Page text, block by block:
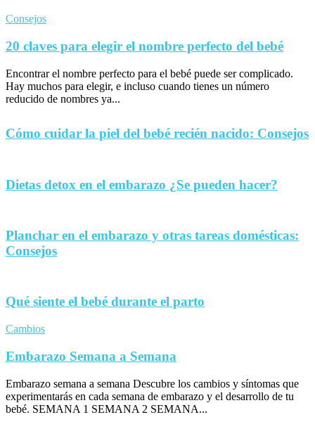
Consejos
20 claves para elegir el nombre perfecto del bebé
Encontrar el nombre perfecto para el bebé puede ser complicado.
Hay muchos para elegir, e incluso cuando tienes un número
reducido de nombres ya...
Cómo cuidar la piel del bebé recién nacido: Consejos
Dietas detox en el embarazo ¿Se pueden hacer?
Planchar en el embarazo y otras tareas domésticas:
Consejos
Qué siente el bebé durante el parto
Cambios
Embarazo Semana a Semana
Embarazo semana a semana Descubre los cambios y síntomas que
experimentarás en cada semana de embarazo y el desarrollo de tu
bebé. SEMANA 1 SEMANA 2 SEMANA...